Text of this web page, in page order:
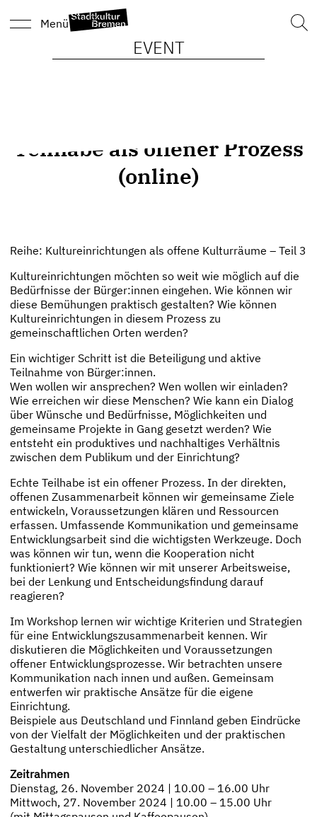
Menü
EVENT
Teilhabe als offener Prozess
(online)
Reihe: Kultureinrichtungen als offene Kulturräume – Teil 3
Kultureinrichtungen möchten so weit wie möglich auf die
Bedürfnisse der Bürger:innen eingehen. Wie können wir
diese Bemühungen praktisch gestalten? Wie können
Kultureinrichtungen in diesem Prozess zu
gemeinschaftlichen Orten werden?
Ein wichtiger Schritt ist die Beteiligung und aktive
Teilnahme von Bürger:innen.
Wen wollen wir ansprechen? Wen wollen wir einladen?
Wie erreichen wir diese Menschen? Wie kann ein Dialog
über Wünsche und Bedürfnisse, Möglichkeiten und
gemeinsame Projekte in Gang gesetzt werden? Wie
entsteht ein produktives und nachhaltiges Verhältnis
zwischen dem Publikum und der Einrichtung?
Echte Teilhabe ist ein offener Prozess. In der direkten,
offenen Zusammenarbeit können wir gemeinsame Ziele
entwickeln, Voraussetzungen klären und Ressourcen
erfassen. Umfassende Kommunikation und gemeinsame
Entwicklungsarbeit sind die wichtigsten Werkzeuge. Doch
was können wir tun, wenn die Kooperation nicht
funktioniert? Wie können wir mit unserer Arbeitsweise,
bei der Lenkung und Entscheidungsfindung darauf
reagieren?
Im Workshop lernen wir wichtige Kriterien und Strategien
für eine Entwicklungszusammenarbeit kennen. Wir
diskutieren die Möglichkeiten und Voraussetzungen
offener Entwicklungsprozesse. Wir betrachten unsere
Kommunikation nach innen und außen. Gemeinsam
entwerfen wir praktische Ansätze für die eigene
Einrichtung.
Beispiele aus Deutschland und Finnland geben Eindrücke
von der Vielfalt der Möglichkeiten und der praktischen
Gestaltung unterschiedlicher Ansätze.
Zeitrahmen
Dienstag, 26. November 2024 | 10.00 – 16.00 Uhr
Mittwoch, 27. November 2024 | 10.00 – 15.00 Uhr